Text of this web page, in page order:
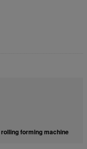
rolling forming machine